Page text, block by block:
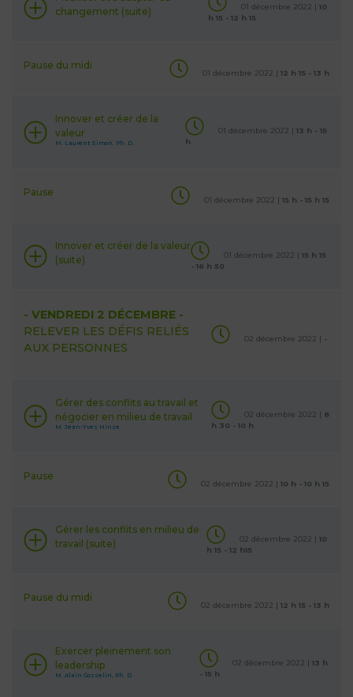
changement (suite)
01 décembre 2022 |10
h 15 - 12 h 15
Pause du midi
01 décembre 2022 | 12 h 15 - 13 h
Innover et créer de la
valeur
M. Laurent Simon, Ph. D.
01 décembre 2022 |13 h - 15
h
Pause
01 décembre 2022 | 15 h - 15 h 15
Innover et créer de la valeur
(suite)
01 décembre 2022 | 15 h 15
- 16 h 50
- VENDREDI 2 DÉCEMBRE -
RELEVER LES DÉFIS RELIÉS
AUX PERSONNES
02 décembre 2022 | -
Gérer des conflits au travail et
négocier en milieu de travail
M. Jean-Yves Hinse
02 décembre 2022 | 8
h 30 - 10 h
Pause
02 décembre 2022 | 10 h - 10 h 15
Gérer les conflits en milieu de
travail (suite)
02 décembre 2022 | 10
h 15 - 12 h15
Pause du midi
02 décembre 2022 | 12 h 15 - 13 h
Exercer pleinement son
leadership
M. Alain Gosselin, Ph. D.
02 décembre 2022 |13 h
- 15 h